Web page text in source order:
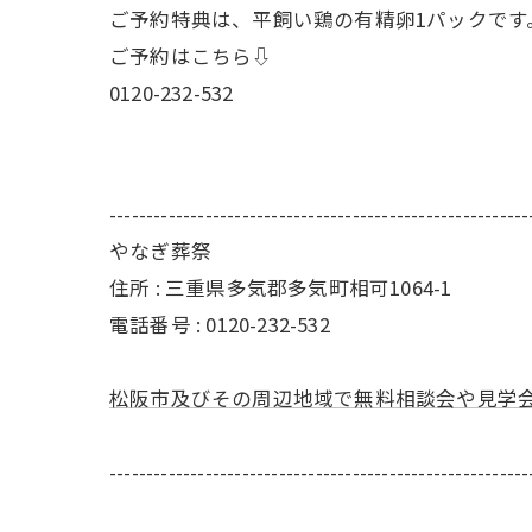
ご予約特典は、平飼い鶏の有精卵1パックです。
ご予約はこちら⇩
0120-232-532
やなぎ葬祭
住所 : 三重県多気郡多気町相可1064-1
電話番号 : 0120-232-532
松阪市及びその周辺地域で無料相談会や見学